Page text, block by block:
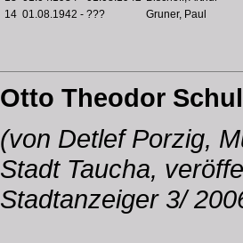
14 01.08.1942 - ??? Gruner, Paul
Otto Theodor
(von Detlef Porzig,
Stadt Taucha,
Stadtanzeiger 3/